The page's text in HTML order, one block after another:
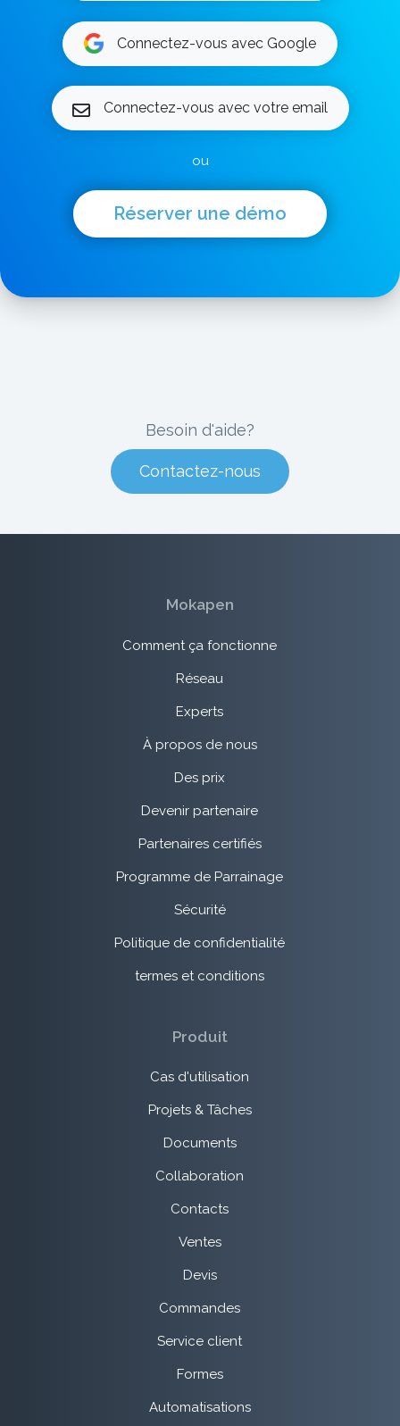
Connectez-vous avec Google
Connectez-vous avec votre email
ou
Réserver une démo
Besoin d'aide?
Contactez-nous
Mokapen
Comment ça fonctionne
Réseau
Experts
À propos de nous
Des prix
Devenir partenaire
Partenaires certifiés
Programme de Parrainage
Sécurité
Politique de confidentialité
termes et conditions
Produit
Cas d'utilisation
Projets & Tâches
Documents
Collaboration
Contacts
Ventes
Devis
Commandes
Service client
Formes
Automatisations